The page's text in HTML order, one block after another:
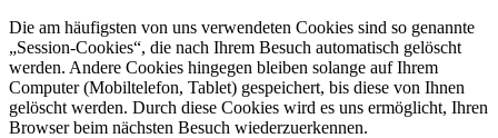
Die am häufigsten von uns verwendeten Cookies sind so genannte
„Session-Cookies“, die nach Ihrem Besuch automatisch gelöscht
werden. Andere Cookies hingegen bleiben solange auf Ihrem
Computer (Mobiltelefon, Tablet) gespeichert, bis diese von Ihnen
gelöscht werden. Durch diese Cookies wird es uns ermöglicht, Ihren
Browser beim nächsten Besuch wiederzuerkennen.